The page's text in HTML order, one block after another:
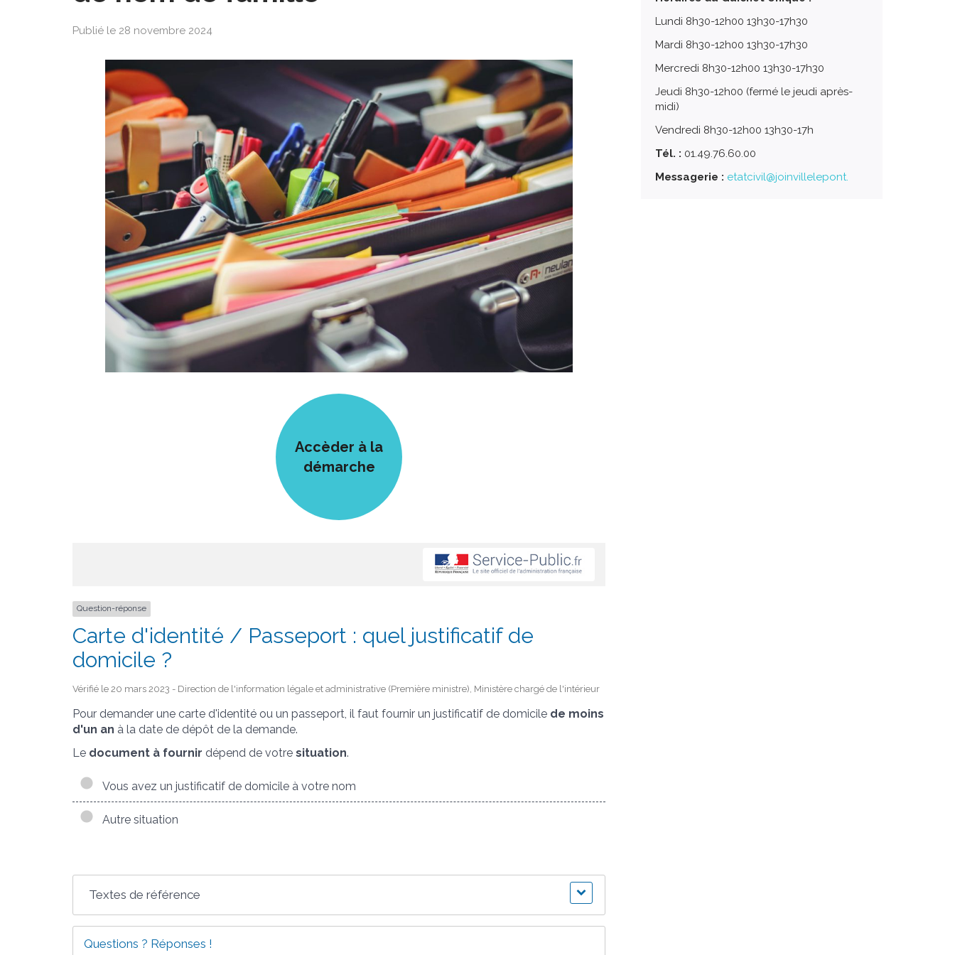
Publié le 28 novembre 2024
Accèder à la
démarche
Question-réponse
Carte d'identité / Passeport : quel justificatif de
domicile ?
Vérifié le 20 mars 2023 - Direction de l'information légale et administrative (Première ministre), Ministère chargé de l'intérieur
Pour demander une carte d'identité ou un passeport, il faut fournir un justificatif de domicile de moins
d'un an à la date de dépôt de la demande.
Le document à fournir dépend de votre situation.
Vous avez un justificatif de domicile à votre nom
Autre situation
Textes de référence
Questions ? Réponses !
Lundi 8h30-12h00 13h30-17h30
Mardi 8h30-12h00 13h30-17h30
Mercredi 8h30-12h00 13h30-17h30
Jeudi 8h30-12h00 (fermé le jeudi après-
midi)
Vendredi 8h30-12h00 13h30-17h
Tél. : 01.49.76.60.00
Messagerie : etatcivil@joinvillelepont.